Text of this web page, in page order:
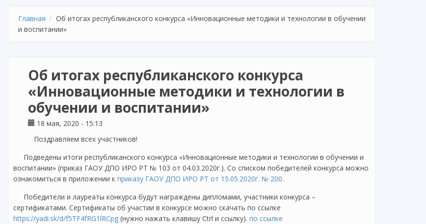
Главная
Об итогах республиканского конкурса «Инновационные методики и технологии в обучении
и воспитании»
Об итогах республиканского конкурса
«Инновационные методики и технологии в
обучении и воспитании»
18 мая, 2020 - 15:13
Поздравляем всех участников!
Подведены итоги республиканского конкурса «Инновационные методики и технологии в обучении и
воспитании» (приказ ГАОУ ДПО ИРО РТ № 103 от 04.03.2020г.). Со списком победителей конкурса можно
ознакомиться в приложении к приказу ГАОУ ДПО ИРО РТ от 15.05.2020г. № 200.
Победители и лауреаты конкурса будут награждены дипломами, участники конкурса –
сертификатами. Сертификаты об участии в конкурсе можно скачать по ссылке
https://yadi.sk/d/f5TF4fRG1lRCpg (нужно нажать клавишу Ctrl и ссылку). по ссылке